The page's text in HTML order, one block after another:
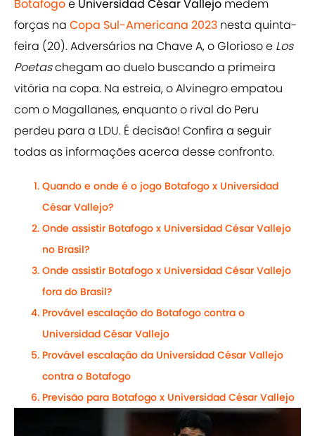
Botafogoe Universidad César Vallejo medem
forças na Copa Sul-Americana 2023 nesta quinta-
feira (20). Adversários na Chave A, o Glorioso e Los
Poetaschegam ao duelo buscando a primeira
vitória na copa. Na estreia, o Alvinegro empatou
com o Magallanes, enquanto o rival do Peru
perdeu para a LDU. É decisão! Confira a seguir
todas as informações acerca desse confronto.
Quando e onde é o jogo Botafogo x Universidad
César Vallejo?
Onde assistir Botafogo x Universidad César Vallejo
no Brasil?
Onde assistir Botafogo x Universidad César Vallejo
fora do Brasil?
Provável escalação do Botafogo contra o
Universidad César Vallejo
Provável escalação da Universidad César Vallejo
contra o Botafogo
Previsão para Botafogo x Universidad César Vallejo